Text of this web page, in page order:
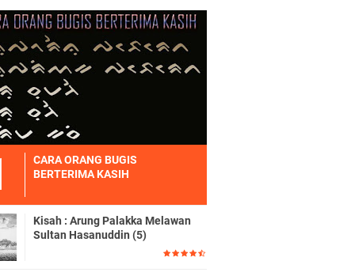
CARA ORANG BUGIS
BERTERIMA KASIH
Kisah : Arung Palakka Melawan
Sultan Hasanuddin (5)